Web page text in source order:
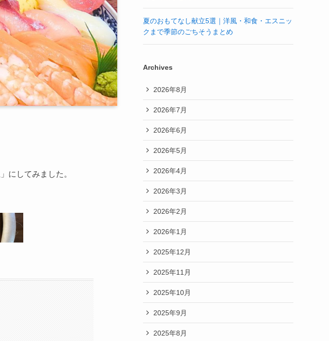
にしてみました。
夏のおもてなし献立5選｜洋風・和食・エスニッ
クまで季節のごちそうまとめ
Archives
2026年8月
2026年7月
2026年6月
2026年5月
2026年4月
2026年3月
2026年2月
2026年1月
2025年12月
2025年11月
2025年10月
2025年9月
2025年8月